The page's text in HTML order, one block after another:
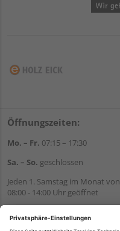
Öffnungszeiten:
Mo. – Fr. 07:15 – 17:30
Sa. – So. geschlossen
Jeden 1. Samstag im Monat von
08:00 - 14:00 Uhr geöffnet
weiter